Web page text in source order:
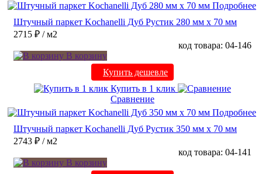
Подробнее
Штучный паркет Kochanelli Дуб Рустик 280 мм х 70 мм
2715 ₽ / м2
код товара: 04-146
В корзину
Купить дешевле
Купить в 1 клик
Сравнение
Подробнее
Штучный паркет Kochanelli Дуб Рустик 350 мм х 70 мм
2743 ₽ / м2
код товара: 04-141
В корзину